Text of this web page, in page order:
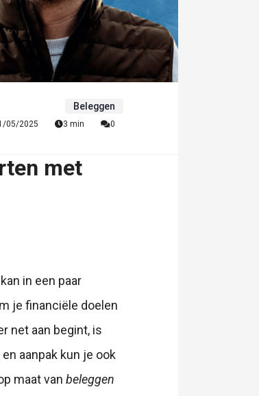
Beleggen
05/2025 3 min 0
met
in een paar
je financiële doelen
net aan begint, is
aanpak kun je ook
maat van beleggen